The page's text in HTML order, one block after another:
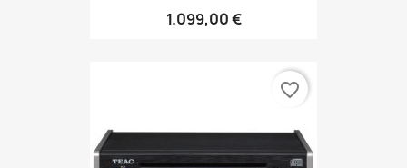
1.099,00 €
favorite_border